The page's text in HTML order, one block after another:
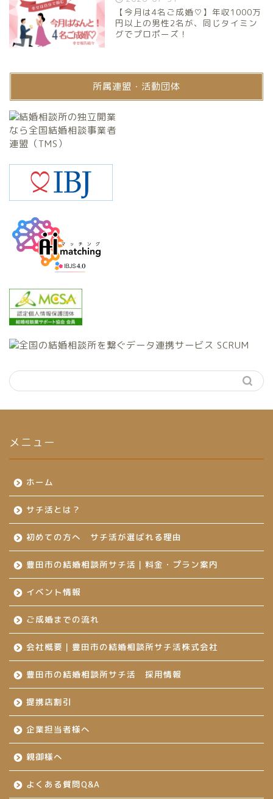
【今月は4名ご成婚♡】年収1000万
円以上の男性2名が、同じタイミン
グでプロポーズ！
所属連盟・活動団体
メニュー
ホーム
サチ活とは？
初めての方へ サチ活が選ばれる理由
豊田市の結婚相談所サチ活｜料金・プラン案内
イベント情報
ご成婚までの流れ
会社概要｜豊田市の結婚相談所サチ活株式会社
豊田市の結婚相談所サチ活 採用情報
提携店割引
企業担当者様へ
親御様へ
よくある質問Q&A